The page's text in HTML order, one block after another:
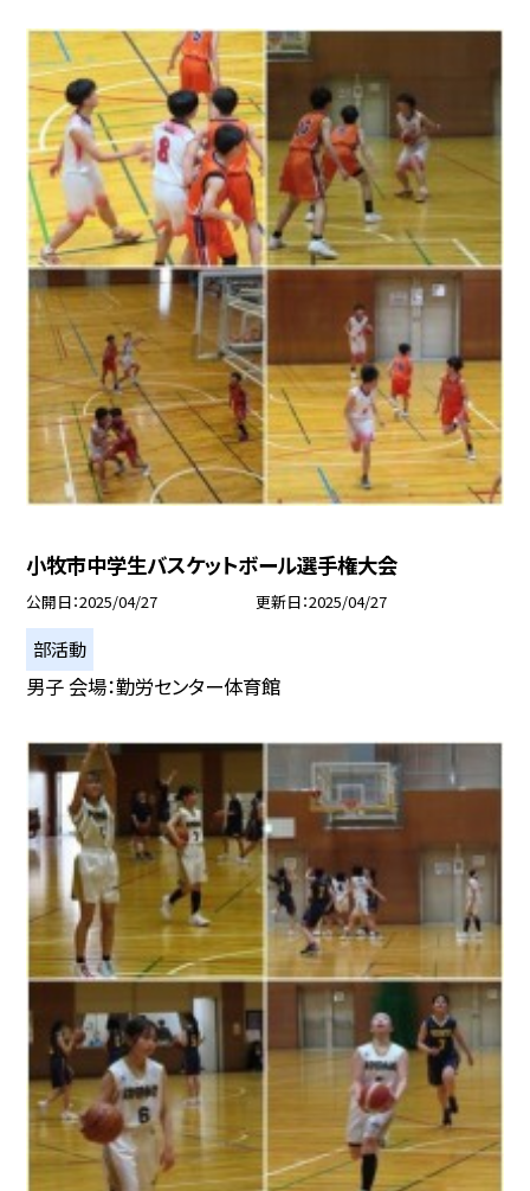
小牧市中学生バスケットボール選手権大会
公開日 2025/04/27 更新日 2025/04/27
部活動
男子 会場：勤労センター体育館